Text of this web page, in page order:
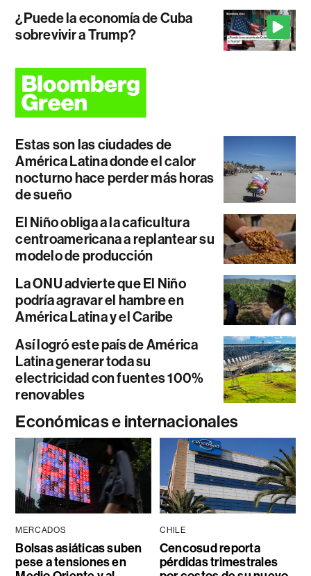
¿Puede la economía de Cuba
sobrevivir a Trump?
Estas son las ciudades de
América Latina donde el calor
nocturno hace perder más horas
de sueño
El Niño obliga a la caficultura
centroamericana a replantear su
modelo de producción
La ONU advierte que El Niño
podría agravar el hambre en
América Latina y el Caribe
Así logró este país de América
Latina generar toda su
electricidad con fuentes 100%
renovables
Económicas e internacionales
MERCADOS
Bolsas asiáticas suben
pese a tensiones en
CHILE
Cencosud reporta
pérdidas trimestrales